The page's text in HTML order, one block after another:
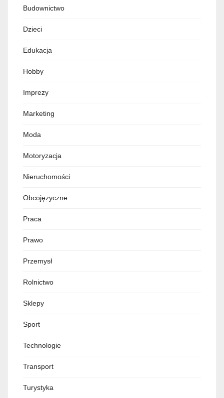
Budownictwo
Dzieci
Edukacja
Hobby
Imprezy
Marketing
Moda
Motoryzacja
Nieruchomości
Obcojęzyczne
Praca
Prawo
Przemysł
Rolnictwo
Sklepy
Sport
Technologie
Transport
Turystyka